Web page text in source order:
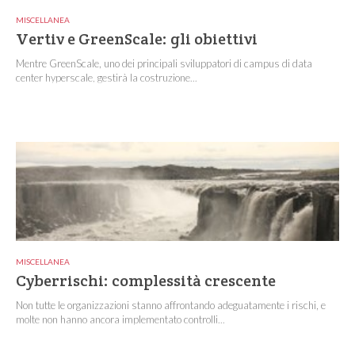
MISCELLANEA
Vertiv e GreenScale: gli obiettivi
Mentre GreenScale, uno dei principali sviluppatori di campus di data
center hyperscale, gestirà la costruzione...
MISCELLANEA
Cyberrischi: complessità crescente
Non tutte le organizzazioni stanno affrontando adeguatamente i rischi, e
molte non hanno ancora implementato controlli...